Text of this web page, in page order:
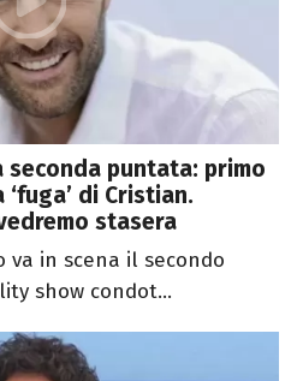
puntata: primo
di Cristian.
stasera
va in scena il secondo
show condot...